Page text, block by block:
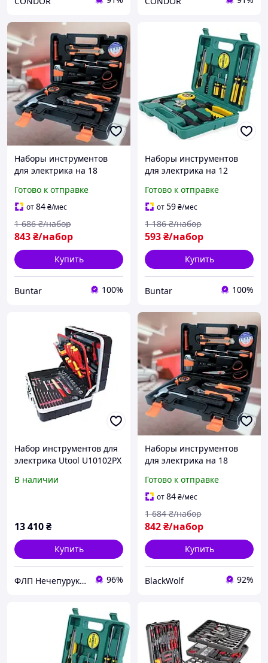
Наборы инструментов
для электрика на 18
547
Готово к отправке
от84₴/мес
843₴/набор
1 686 ₴/набор
Купить
Buntar 100%
Наборы инструментов
для электрика на 12
557
Готово к отправке
от59₴/мес
593₴/набор
1 186 ₴/набор
Купить
Buntar 100%
Набор инструментов для
электрика Utool U10102PX
штук
В наличии
13 410₴
Купить
ФЛП Нечепурук Александра Витальевна 96%
Наборы инструментов
для электрика на 18
632
Готово к отправке
от84₴/мес
842₴/набор
1 684 ₴/набор
Купить
BlackWolf 92%